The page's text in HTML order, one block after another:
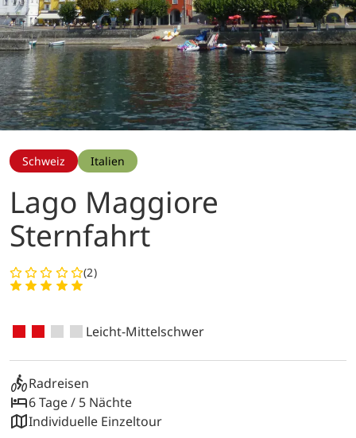
Schweiz Italien
Lago Maggiore
Sternfahrt
(2)
Leicht-Mittelschwer
Radreisen
6 Tage / 5 Nächte
Individuelle Einzeltour